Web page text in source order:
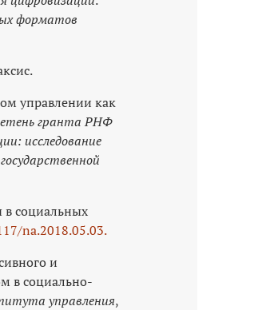
форматов
управлении как
гранта РНФ
исследование
в социальных
na.2018.05.03.
и
в социально-
управления,